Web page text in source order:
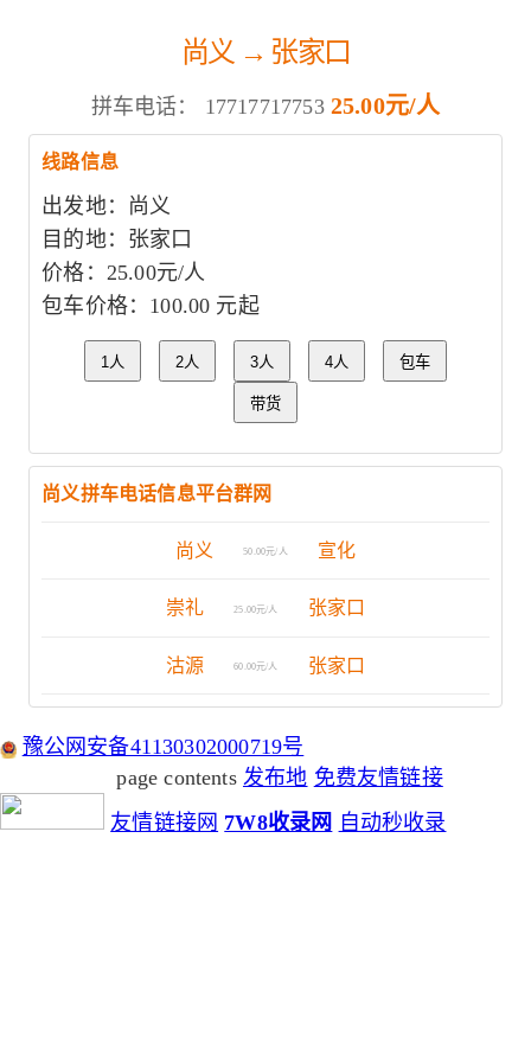
尚义 → 张家口
拼车电话： 17717717753 25.00元/人
线路信息
出发地：尚义
目的地：张家口
价格：25.00元/人
包车价格：100.00 元起
1人 2人 3人 4人 包车
带货
尚义拼车电话信息平台群网
尚义 50.00元/人 宣化
崇礼 25.00元/人 张家口
沽源 60.00元/人 张家口
豫公网安备41130302000719号
page contents 发布地 免费友情链接
友情链接网 7W8收录网 自动秒收录